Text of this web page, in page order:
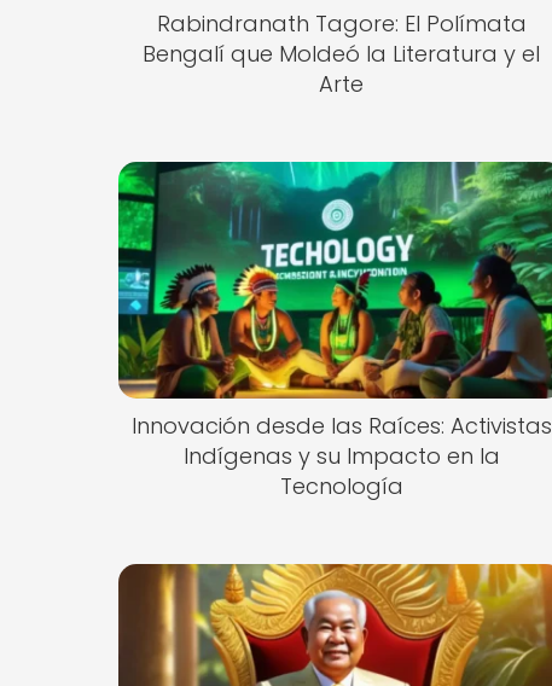
Rabindranath Tagore: El Polímata
Bengalí que Moldeó la Literatura y el
Arte
Innovación desde las Raíces: Activistas
Indígenas y su Impacto en la
Tecnología